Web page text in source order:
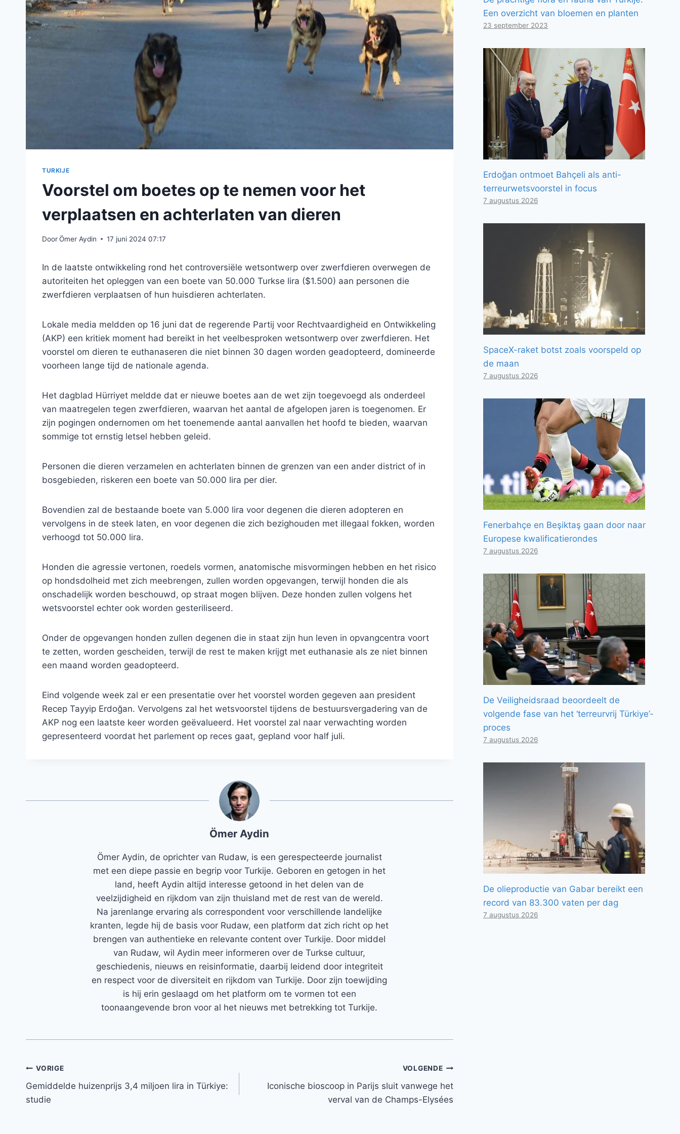
TURKIJE
Voorstel om boetes op te nemen voor het
verplaatsen en achterlaten van dieren
DoorÖmer Aydin 17 juni 2024 07:17
In de laatste ontwikkeling rond het controversiële wetsontwerp over zwerfdieren overwegen de
autoriteiten het opleggen van een boete van 50.000 Turkse lira ($1.500) aan personen die
zwerfdieren verplaatsen of hun huisdieren achterlaten.
Lokale media meldden op 16 juni dat de regerende Partij voor Rechtvaardigheid en Ontwikkeling
(AKP) een kritiek moment had bereikt in het veelbesproken wetsontwerp over zwerfdieren. Het
voorstel om dieren te euthanaseren die niet binnen 30 dagen worden geadopteerd, domineerde
voorheen lange tijd de nationale agenda.
Het dagblad Hürriyet meldde dat er nieuwe boetes aan de wet zijn toegevoegd als onderdeel
van maatregelen tegen zwerfdieren, waarvan het aantal de afgelopen jaren is toegenomen. Er
zijn pogingen ondernomen om het toenemende aantal aanvallen het hoofd te bieden, waarvan
sommige tot ernstig letsel hebben geleid.
Personen die dieren verzamelen en achterlaten binnen de grenzen van een ander district of in
bosgebieden, riskeren een boete van 50.000 lira per dier.
Bovendien zal de bestaande boete van 5.000 lira voor degenen die dieren adopteren en
vervolgens in de steek laten, en voor degenen die zich bezighouden met illegaal fokken, worden
verhoogd tot 50.000 lira.
Honden die agressie vertonen, roedels vormen, anatomische misvormingen hebben en het risico
op hondsdolheid met zich meebrengen, zullen worden opgevangen, terwijl honden die als
onschadelijk worden beschouwd, op straat mogen blijven. Deze honden zullen volgens het
wetsvoorstel echter ook worden gesteriliseerd.
Onder de opgevangen honden zullen degenen die in staat zijn hun leven in opvangcentra voort
te zetten, worden gescheiden, terwijl de rest te maken krijgt met euthanasie als ze niet binnen
een maand worden geadopteerd.
Eind volgende week zal er een presentatie over het voorstel worden gegeven aan president
Recep Tayyip Erdoğan. Vervolgens zal het wetsvoorstel tijdens de bestuursvergadering van de
AKP nog een laatste keer worden geëvalueerd. Het voorstel zal naar verwachting worden
gepresenteerd voordat het parlement op reces gaat, gepland voor half juli.
Ömer Aydin
Ömer Aydin, de oprichter van Rudaw, is een gerespecteerde journalist
met een diepe passie en begrip voor Turkije. Geboren en getogen in het
land, heeft Aydin altijd interesse getoond in het delen van de
veelzijdigheid en rijkdom van zijn thuisland met de rest van de wereld.
Na jarenlange ervaring als correspondent voor verschillende landelijke
kranten, legde hij de basis voor Rudaw, een platform dat zich richt op het
brengen van authentieke en relevante content over Turkije. Door middel
van Rudaw, wil Aydin meer informeren over de Turkse cultuur,
geschiedenis, nieuws en reisinformatie, daarbij leidend door integriteit
en respect voor de diversiteit en rijkdom van Turkije. Door zijn toewijding
is hij erin geslaagd om het platform om te vormen tot een
toonaangevende bron voor al het nieuws met betrekking tot Turkije.
Bericht
navigatie
VORIGE
Gemiddelde huizenprijs 3,4 miljoen lira in Türkiye:
studie
VOLGENDE
Iconische bioscoop in Parijs sluit vanwege het
verval van de Champs-Elysées
Een overzicht van bloemen en planten
23 september 2023
Erdoğan ontmoet Bahçeli als anti-
terreurwetsvoorstel in focus
7 augustus 2026
SpaceX-raket botst zoals voorspeld op
de maan
7 augustus 2026
Fenerbahçe en Beşiktaş gaan door naar
Europese kwalificatierondes
7 augustus 2026
De Veiligheidsraad beoordeelt de
volgende fase van het ‘terreurvrij Türkiye’-
proces
7 augustus 2026
De olieproductie van Gabar bereikt een
record van 83.300 vaten per dag
7 augustus 2026